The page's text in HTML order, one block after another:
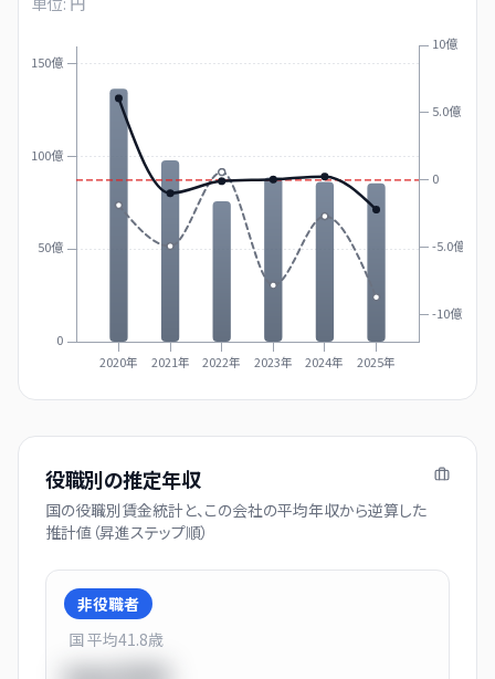
0
50億
100億
150億
-10億
-5.0億
0
5.0億
10億
2020年 2021年 2022年 2023年 2024年 2025年
役職別の推定年収
国の役職別賃金統計と、この会社の平均年収から逆算した
推計値（昇進ステップ順）
非役職者
国 平均41.8歳